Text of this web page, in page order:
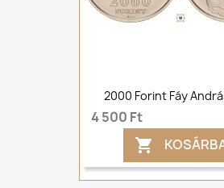
2000 Forint Fáy
4 500 Ft
